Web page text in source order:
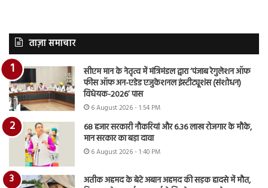
ताज़ा समाचार
सीएम मान के नेतृत्व में मंत्रिमंडल द्वारा ‘पंजाब रेगुलेशन ऑफ
फीस ऑफ अन-एडेड एजुकेशनल इंस्टीट्यूशंस (संशोधन)
विधेयक-2026’ पास
6 August 2026 - 1:54 PM
68 हजार सरकारी नौकरियां और 6.36 लाख रोजगार के मौके,
मान सरकार का बड़ा दावा
6 August 2026 - 1:40 PM
अतीक अहमद के बेटे अबान अहमद की सड़क हादसे में मौत,